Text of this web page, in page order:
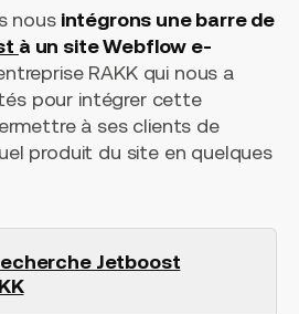
nousintégrons une barre de
à un site Webflow e-
RAKK qui nous a
pour intégrer cette
à ses clients de
produit du site en quelques
Jetboost